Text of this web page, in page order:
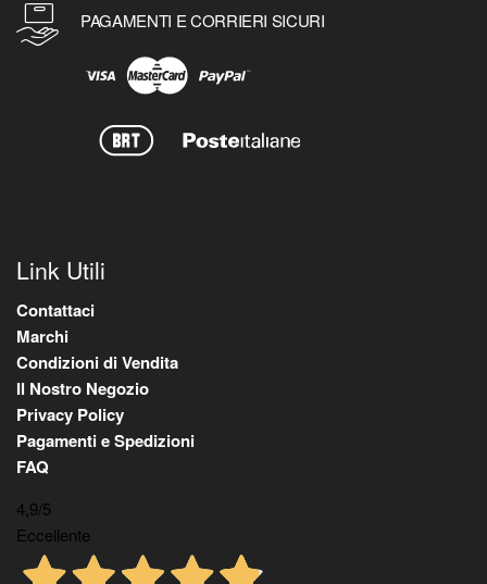
PAGAMENTI E CORRIERI SICURI
Link Utili
Contattaci
Marchi
Condizioni di Vendita
Il Nostro Negozio
Privacy Policy
Pagamenti e Spedizioni
FAQ
4,9/5
Eccellente